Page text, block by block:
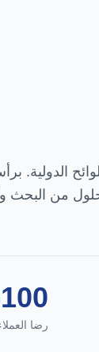
اللوائح
من البحث
رضا